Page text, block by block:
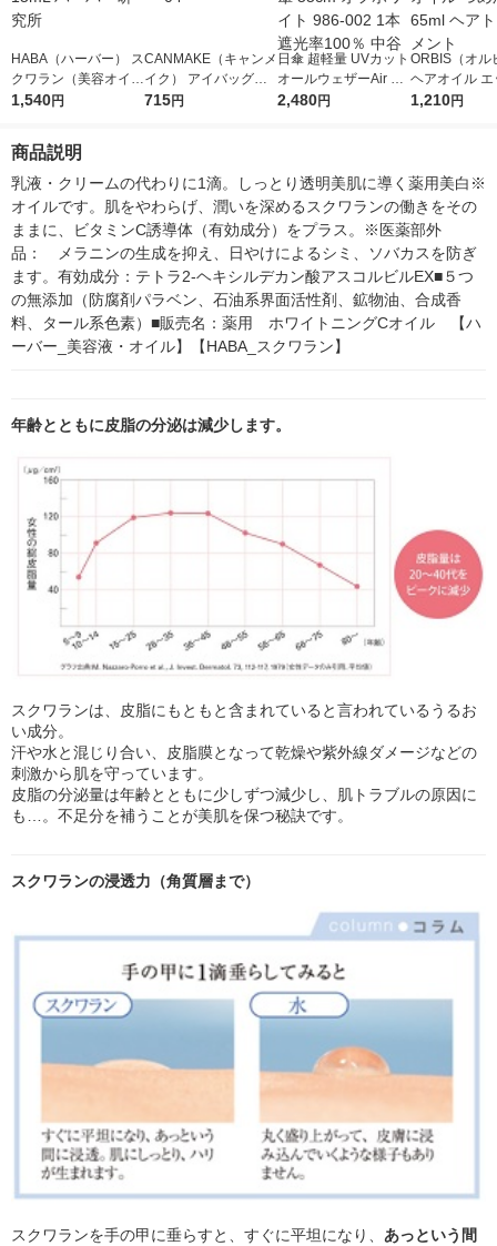
HABA（ハーバー） ス
クワラン（美容オイ
ル） 15mL ハーバー
1,540円
CANMAKE（キャンメ
イク） アイバッグコ
ンシーラー 04
715円
日傘 超軽量 UVカット
オールウェザーAir 折
りたたみ傘 55cm オフ
2,480円
ORBIS（オル
ヘアオイル エ
スインヘアオ
1,210円
商品説明
乳液・クリームの代わりに1滴。しっとり透明美肌に導く薬用美白※
オイルです。肌をやわらげ、潤いを深めるスクワランの働きをその
ままに、ビタミンC誘導体（有効成分）をプラス。※医薬部外
品：　メラニンの生成を抑え、日やけによるシミ、ソバカスを防ぎ
ます。有効成分：テトラ2-ヘキシルデカン酸アスコルビルEX■５つ
の無添加（防腐剤パラベン、石油系界面活性剤、鉱物油、合成香
料、タール系色素）■販売名：薬用　ホワイトニングCオイル　【ハ
ーバー_美容液・オイル】【HABA_スクワラン】
年齢とともに皮脂の分泌は減少します。
スクワランは、皮脂にもともと含まれていると言われているうるお
い成分。
汗や水と混じり合い、皮脂膜となって乾燥や紫外線ダメージなどの
刺激から肌を守っています。
皮脂の分泌量は年齢とともに少しずつ減少し、肌トラブルの原因に
も…。不足分を補うことが美肌を保つ秘訣です。
スクワランの浸透力（角質層まで）
スクワランを手の甲に垂らすと、すぐに平坦になり、 あっという間